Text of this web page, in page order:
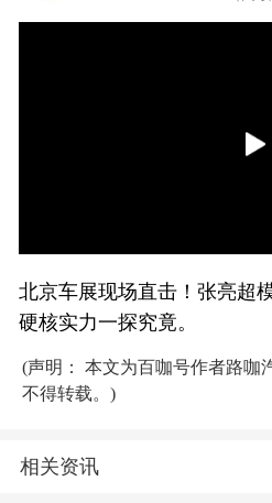
北京车展现场直击！张亮超
硬核实力一探究竟。
(声明： 本文为百咖号作者路咖
不得转载。)
相关资讯